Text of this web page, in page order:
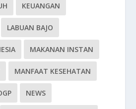
KEUANGAN
LABUAN BAJO
MAKANAN INSTAN
MANFAAT KESEHATAN
NEWS